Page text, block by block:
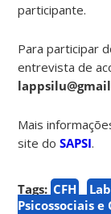
participante.
Para participar
entrevista de
Mais
site doSAPSI.
Tags: CFH
Psicossociais